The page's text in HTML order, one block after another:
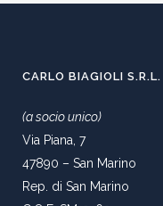
CARLO BIAGIOLI S.R.L.
(a socio unico)
Via Piana, 7
47890 – San Marino
Rep. di San Marino